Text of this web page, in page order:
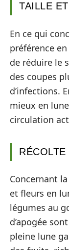
TAILLE
En ce qui
préférence
de réduire le
des coupes
d’infections.
mieux en
circulation
Concernant
et fleurs en
légumes au
d’apogée
pleine lune